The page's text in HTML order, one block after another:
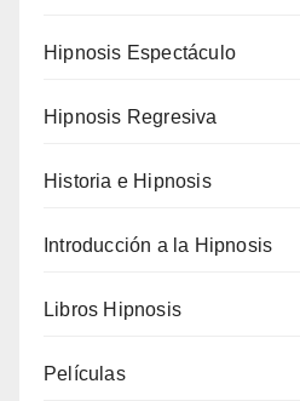
Hipnosis Espectáculo
Hipnosis Regresiva
Historia e Hipnosis
Introducción a la Hipnosis
Libros Hipnosis
Películas